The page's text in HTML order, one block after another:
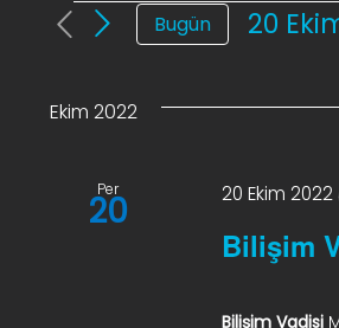
Bugün 20
Ekim 2022
Per
20
Bilişim
20 Ekim 2022
Bilişim Vadisi